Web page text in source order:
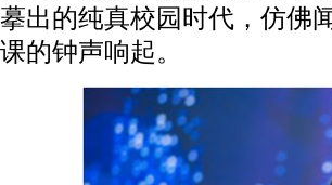
摹出的纯真校园时代，仿佛
课的钟声响起。